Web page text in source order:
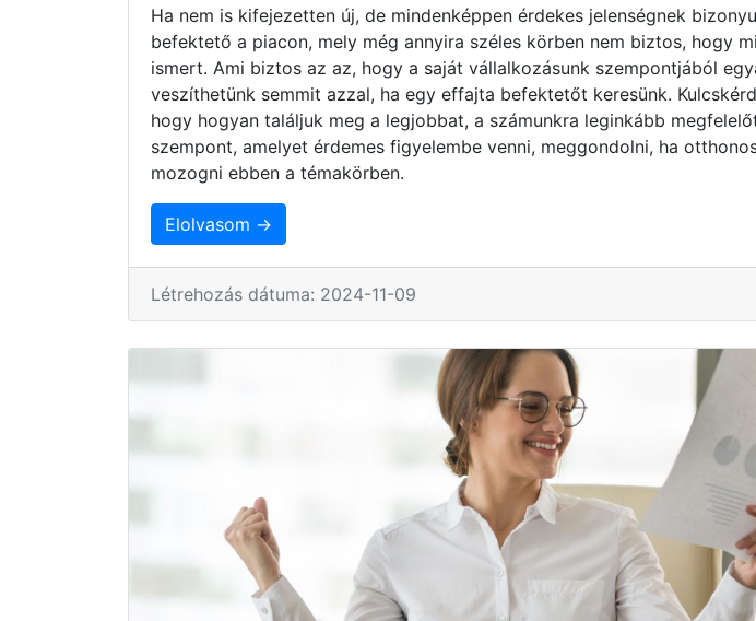
Ha nem is kifejezetten új, de mindenképpen érdekes jelenségnek
befektető a piacon, mely még annyira széles körben nem biztos, hogy
ismert. Ami biztos az az, hogy a saját vállalkozásunk szempontjából
veszíthetünk semmit azzal, ha egy effajta befektetőt keresünk.
hogy hogyan találjuk meg a legjobbat, a számunkra leginkább
szempont, amelyet érdemes figyelembe venni, meggondolni, ha
mozogni ebben a témakörben.
Elolvasom →
Létrehozás dátuma: 2024-11-09